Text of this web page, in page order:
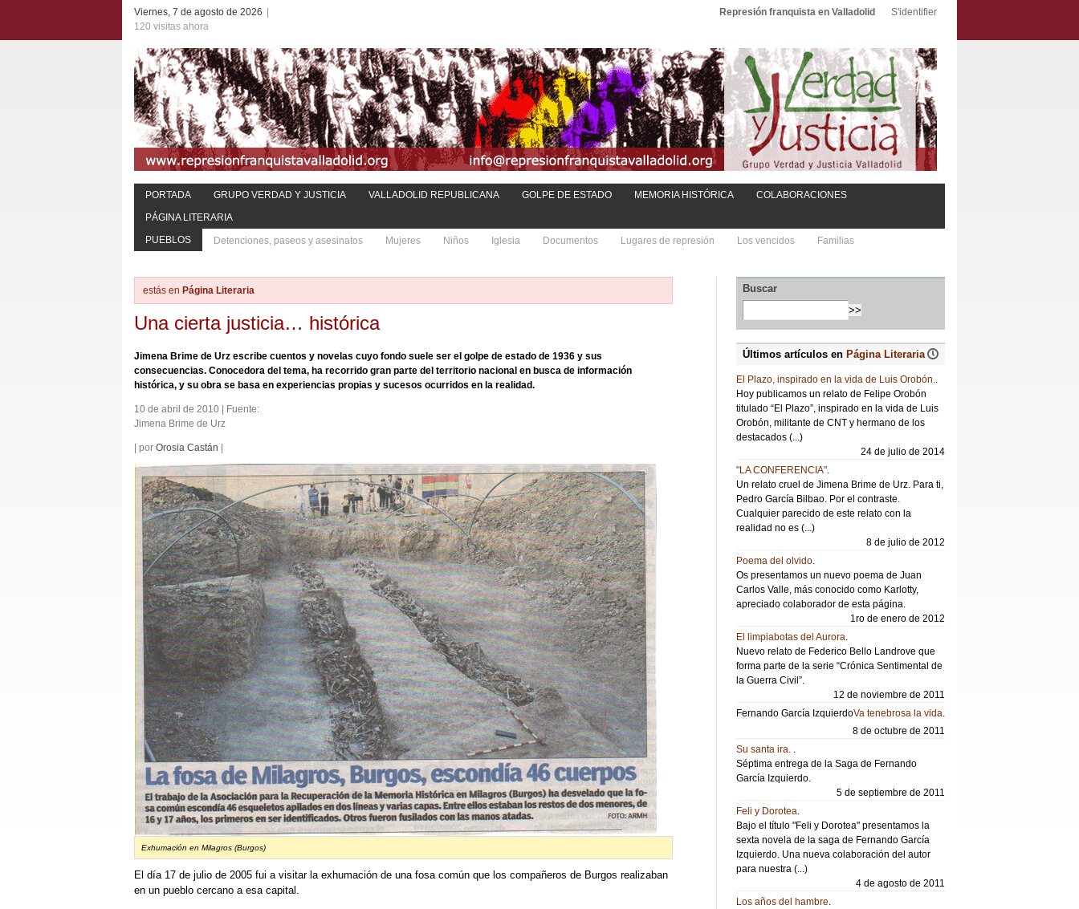
Viernes, 7 de agosto de 2026
120 visitas ahora
Represión franquista en Valladolid S'identifier
PORTADA GRUPO VERDAD Y JUSTICIA VALLADOLID REPUBLICANA GOLPE DE ESTADO MEMORIA HISTÓRICA
COLABORACIONES
PÁGINA LITERARIA
PUEBLOS
Detenciones, paseos y asesinatos Mujeres Niños Iglesia Documentos Lugares de represión Los vencidos Familias
estás en Página Literaria
Una cierta justicia… histórica
Jimena Brime de Urz escribe cuentos y novelas cuyo fondo suele ser el golpe de estado de 1936 y sus
consecuencias. Conocedora del tema, ha recorrido gran parte del territorio nacional en busca de información
histórica, y su obra se basa en experiencias propias y sucesos ocurridos en la realidad.
10 de abril de 2010 | Fuente:
Jimena Brime de Urz
| por Orosia Castán
Exhumación en Milagros (Burgos)
El día 17 de julio de 2005 fui a visitar la exhumación de una fosa común que los compañeros de Burgos realizaban
en un pueblo cercano a esa capital.
Buscar
Últimos artículos en Página Literaria
El Plazo, inspirado en la vida de Luis Orobón..
Hoy publicamos un relato de Felipe Orobón
titulado “El Plazo”, inspirado en la vida de Luis
Orobón, militante de CNT y hermano de los
destacados (...)
24 de julio de 2014
"LA CONFERENCIA".
Un relato cruel de Jimena Brime de Urz. Para ti,
Pedro García Bilbao. Por el contraste.
Cualquier parecido de este relato con la
realidad no es (...)
8 de julio de 2012
Poema del olvido.
Os presentamos un nuevo poema de Juan
Carlos Valle, más conocido como Karlotty,
apreciado colaborador de esta página.
1ro de enero de 2012
El limpiabotas del Aurora.
Nuevo relato de Federico Bello Landrove que
forma parte de la serie “Crónica Sentimental de
la Guerra Civil”.
12 de noviembre de 2011
Va tenebrosa la vida.
Fernando García Izquierdo
8 de octubre de 2011
Su santa ira. .
Séptima entrega de la Saga de Fernando
García Izquierdo.
5 de septiembre de 2011
Feli y Dorotea.
Bajo el título "Feli y Dorotea" presentamos la
sexta novela de la saga de Fernando García
Izquierdo. Una nueva colaboración del autor
para nuestra (...)
4 de agosto de 2011
Los años del hambre.